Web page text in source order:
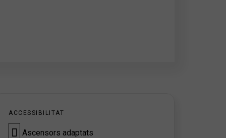
ACCESSIBILITAT
Ascensors adaptats